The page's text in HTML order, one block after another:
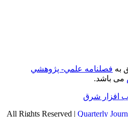
فصلنامه علمي- پژوهشي
باشد.
افزار شرق
Quarterly